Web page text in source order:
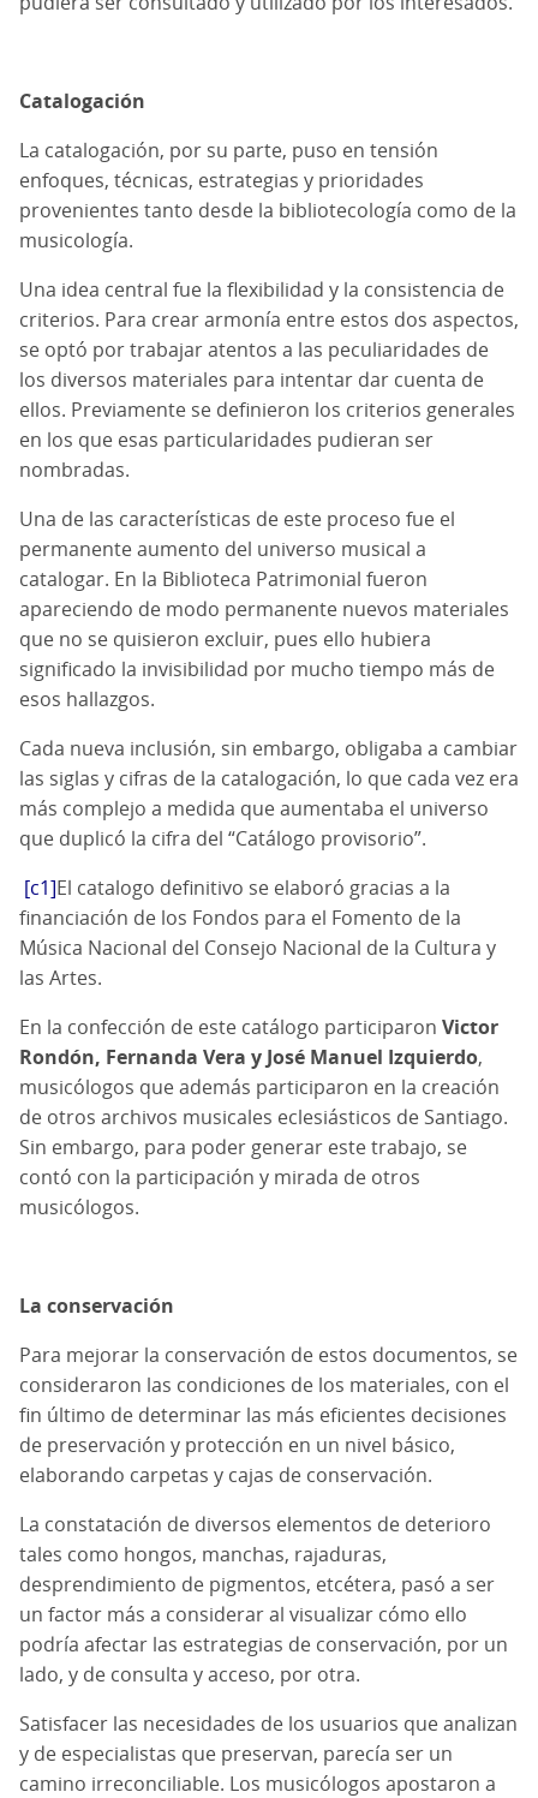
Catalogación
La catalogación, por su parte, puso en tensión
enfoques, técnicas, estrategias y prioridades
provenientes tanto desde la bibliotecología como de la
musicología.
Una idea central fue la flexibilidad y la consistencia de
criterios. Para crear armonía entre estos dos aspectos,
se optó por trabajar atentos a las peculiaridades de
los diversos materiales para intentar dar cuenta de
ellos. Previamente se definieron los criterios generales
en los que esas particularidades pudieran ser
nombradas.
Una de las características de este proceso fue el
permanente aumento del universo musical a
catalogar. En la Biblioteca Patrimonial fueron
apareciendo de modo permanente nuevos materiales
que no se quisieron excluir, pues ello hubiera
significado la invisibilidad por mucho tiempo más de
esos hallazgos.
Cada nueva inclusión, sin embargo, obligaba a cambiar
las siglas y cifras de la catalogación, lo que cada vez era
más complejo a medida que aumentaba el universo
que duplicó la cifra del “Catálogo provisorio”.
[c1]El catalogo definitivo se elaboró gracias a la
financiación de los Fondos para el Fomento de la
Música Nacional del Consejo Nacional de la Cultura y
las Artes.
En la confección de este catálogo participaron Victor
Rondón, Fernanda Vera y José Manuel Izquierdo,
musicólogos que además participaron en la creación
de otros archivos musicales eclesiásticos de Santiago.
Sin embargo, para poder generar este trabajo, se
contó con la participación y mirada de otros
musicólogos.
La conservación
Para mejorar la conservación de estos documentos, se
consideraron las condiciones de los materiales, con el
fin último de determinar las más eficientes decisiones
de preservación y protección en un nivel básico,
elaborando carpetas y cajas de conservación.
La constatación de diversos elementos de deterioro
tales como hongos, manchas, rajaduras,
desprendimiento de pigmentos, etcétera, pasó a ser
un factor más a considerar al visualizar cómo ello
podría afectar las estrategias de conservación, por un
lado, y de consulta y acceso, por otra.
Satisfacer las necesidades de los usuarios que analizan
y de especialistas que preservan, parecía ser un
camino irreconciliable. Los musicólogos apostaron a